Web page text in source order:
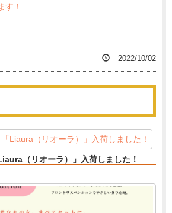
す！
2022/10/02
（リオーラ）」入荷しました！